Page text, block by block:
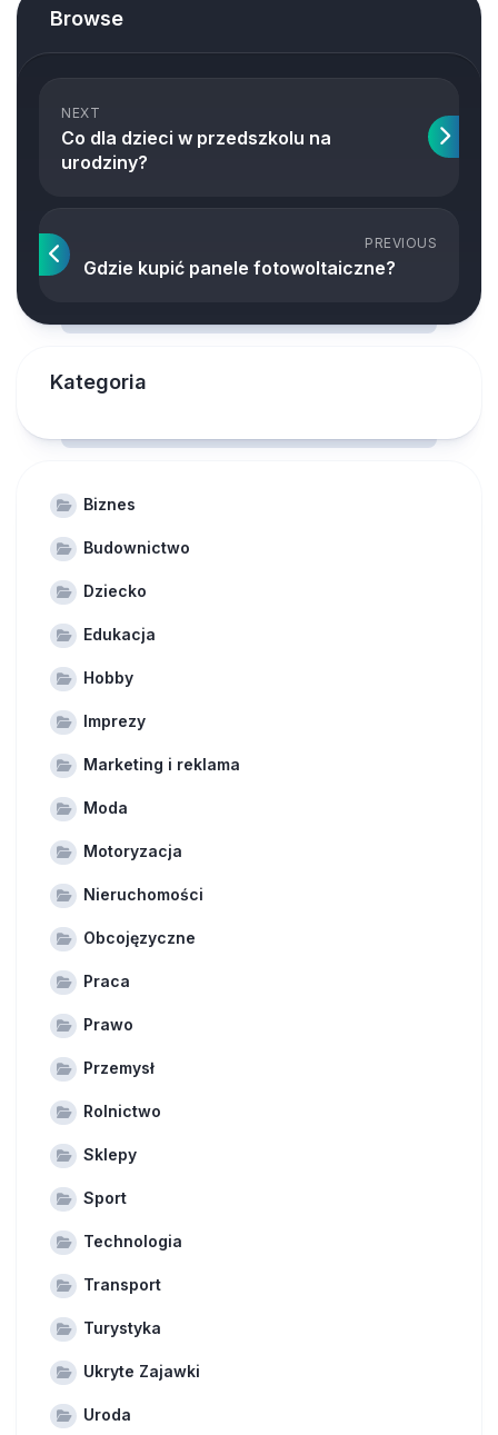
Browse
NEXT
Co dla dzieci w przedszkolu na
urodziny?
PREVIOUS
Gdzie kupić panele fotowoltaiczne?
Kategoria
Biznes
Budownictwo
Dziecko
Edukacja
Hobby
Imprezy
Marketing i reklama
Moda
Motoryzacja
Nieruchomości
Obcojęzyczne
Praca
Prawo
Przemysł
Rolnictwo
Sklepy
Sport
Technologia
Transport
Turystyka
Ukryte Zajawki
Uroda